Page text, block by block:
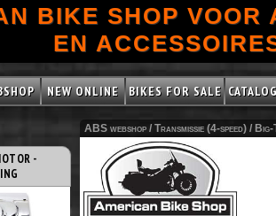
BIKE SHOP VOOR
EN
NEW ONLINE BIKES FOR SALE
-
ABS webshop / Transmissie (4-speed) /